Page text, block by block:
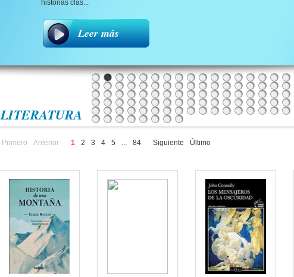
historias clás...
Leer más
LITERATURA
Primero Anterior 1 2 3 4 5 ... 84 Siguiente Último